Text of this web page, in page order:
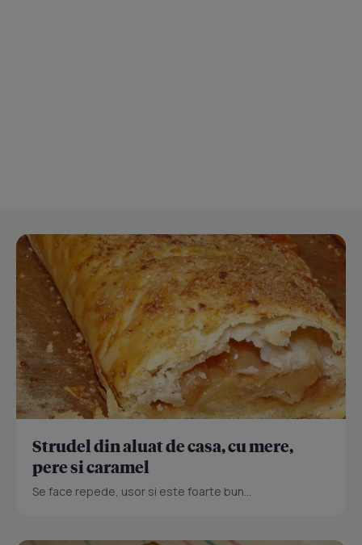
Strudel din aluat de casa, cu mere,
pere si caramel
Se face repede, usor si este foarte bun...